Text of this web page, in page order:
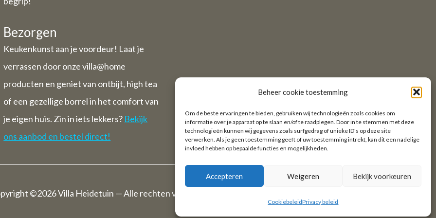
Beheer cookie toestemming
Om de beste ervaringen te bieden, gebruiken wij technologieën zoals cookies om
informatie over je apparaat op te slaan en/of te raadplegen. Door in te stemmen met deze
technologieën kunnen wij gegevens zoals surfgedrag of unieke ID's op deze site
verwerken. Als je geen toestemming geeft of uw toestemming intrekt, kan dit een nadelige
invloed hebben op bepaalde functies en mogelijkheden.
Accepteren Weigeren Bekijk voorkeuren
CookiebeleidPrivacy beleid
Bezorgen
Keukenkunst aan je voordeur! Laat je
verrassen door onze villa@home
producten en geniet van ontbijt, high tea
of een gezellige borrel in het comfort van
je eigen huis. Zin in iets lekkers? Bekijk
ons aanbod en bestel direct!
©2026 Villa Heidetuin — Alle rechten voorbehouden